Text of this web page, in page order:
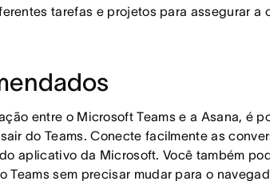
tarefas e projetos para assegurar a
entre o Microsoft Teams e a Asana, é
do Teams. Conecte facilmente as
aplicativo da Microsoft. Você também
Teams sem precisar mudar para o